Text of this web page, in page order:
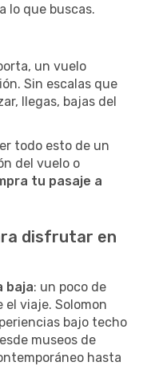
lo que buscas.
un vuelo
Sin escalas que
llegas, bajas del
todo esto de un
del vuelo o
tu pasaje a
disfrutar en
baja: un poco de
viaje. Solomon
bajo techo
museos de
hasta